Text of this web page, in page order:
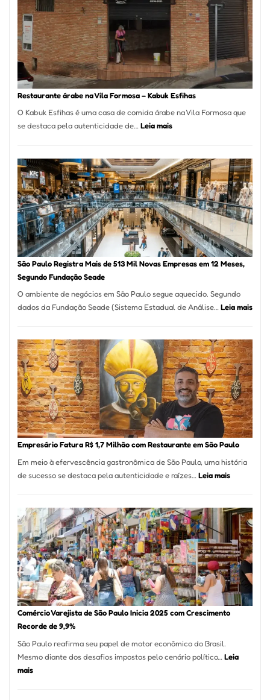
e
Descartáveis
no
Taboão
da
Serra
SP
Restaurante árabe na Vila Formosa – Kabuk Esfihas
O Kabuk Esfihas é uma casa de comida árabe na Vila Formosa que
se destaca pela autenticidade de…Leia mais:
na
Vila
Formosa
–
Kabuk
Esfihas
São Paulo Registra Mais de 513 Mil Novas Empresas em 12 Meses,
Segundo Fundação Seade
O ambiente de negócios em São Paulo segue aquecido. Segundo
dados da Fundação Seade (Sistema Estadual de Análise… Leia mais:
de
513
Mil
em
Empresário Fatura R$ 1,7 Milhão com Restaurante em São Paulo
Em meio à efervescência gastronômica de São Paulo, uma história
de sucesso se destaca pela autenticidade e raízes… Leia mais:
R$
Milhão
com
em
São
Paulo
Comércio Varejista de São Paulo Inicia 2025 com Crescimento
Recorde de 9,9%
São Paulo reafirma seu papel de motor econômico do Brasil.
Mesmo diante dos desafios impostos pelo cenário político… Leia
mais: